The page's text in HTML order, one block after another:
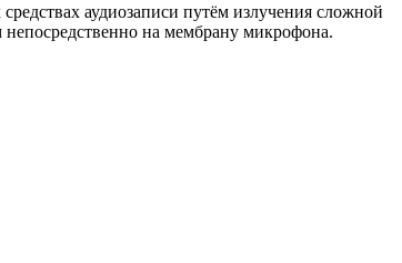
аудиозаписи путём излучения сложной
на мембрану микрофона.